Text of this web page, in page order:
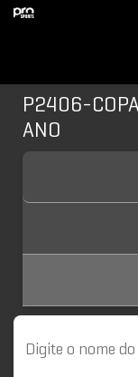
P2406-
ANO